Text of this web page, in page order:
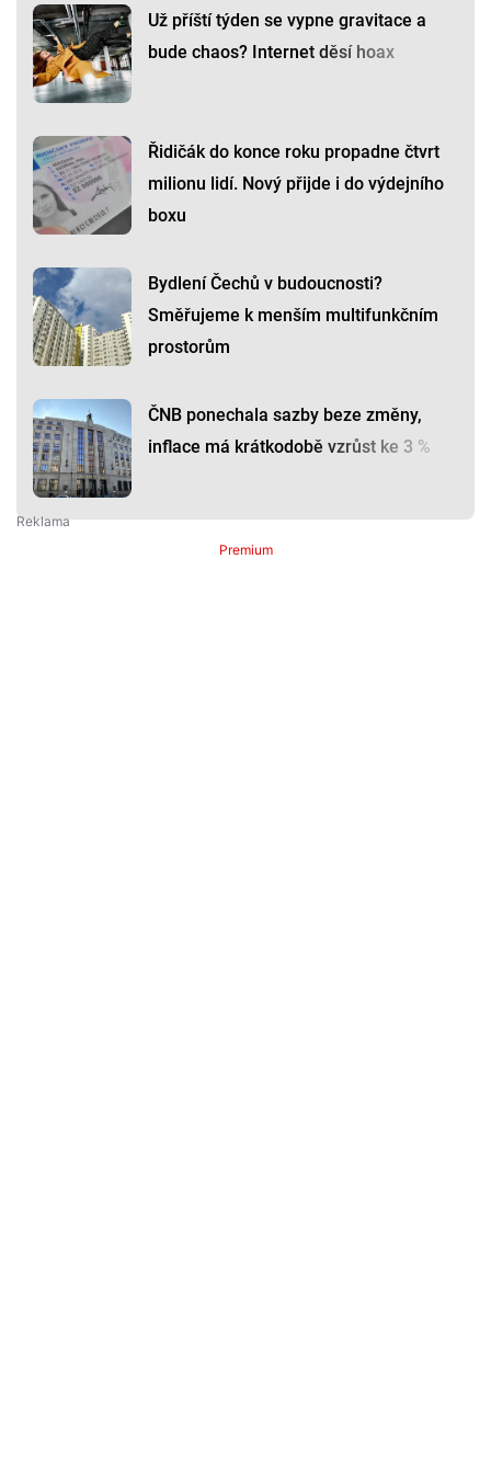
Už příští týden se vypne gravitace a
bude chaos? Internet děsí hoax
Řidičák do konce roku propadne čtvrt
milionu lidí. Nový přijde i do výdejního
boxu
Bydlení Čechů v budoucnosti?
Směřujeme k menším multifunkčním
prostorům
ČNB ponechala sazby beze změny,
inflace má krátkodobě vzrůst ke 3 %
Premium